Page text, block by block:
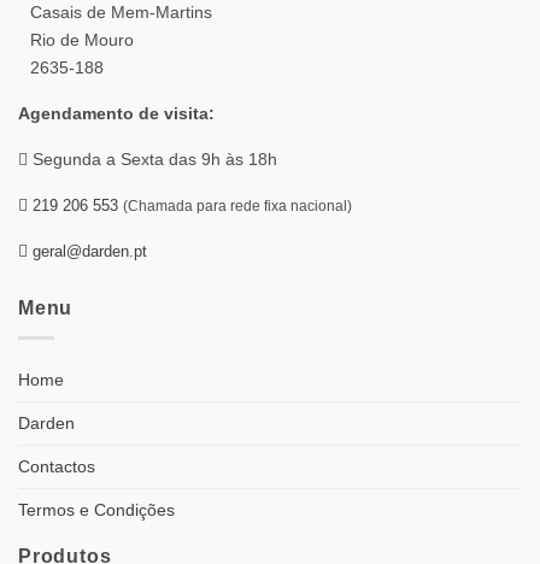
Casais de Mem-Martins
Rio de Mouro
2635-188
Agendamento de visita:
Segunda a Sexta das 9h às 18h
219 206 553 (Chamada para rede fixa nacional)
geral@darden.pt
Menu
Home
Darden
Contactos
Termos e Condições
Produtos